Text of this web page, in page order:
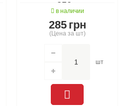
в наличии
285 грн
(Цена за шт)
шт